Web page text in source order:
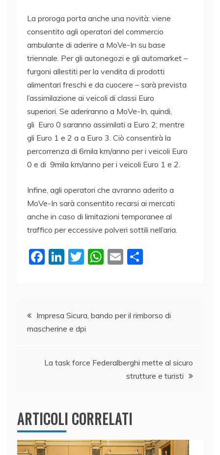
La proroga porta anche una novità: viene
consentito agli operatori del commercio
ambulante di aderire a MoVe-In su base
triennale. Per gli autonegozi e gli automarket –
furgoni allestiti per la vendita di prodotti
alimentari freschi e da cuocere – sarà prevista
l’assimilazione ai veicoli di classi Euro
superiori. Se aderiranno a MoVe-In, quindi,
gli Euro 0 saranno assimilati a Euro 2; mentre
gli Euro 1 e 2 a a Euro 3. Ciò consentirà la
percorrenza di 6mila km/anno per i veicoli Euro
0 e di 9mila km/anno per i veicoli Euro 1 e 2.
Infine, agli operatori che avranno aderito a
MoVe-In sarà consentito recarsi ai mercati
anche in caso di limitazioni temporanee al
traffico per eccessive polveri sottili nell’aria.
F
b
o
k
Li
dI
n
T
W
A
E
vi
Navigazione
articoli
Impresa Sicura, bando per il rimborso di
mascherine e dpi
La task force Federalberghi mette al sicuro
strutture e turisti
ARTICOLI CORRELATI